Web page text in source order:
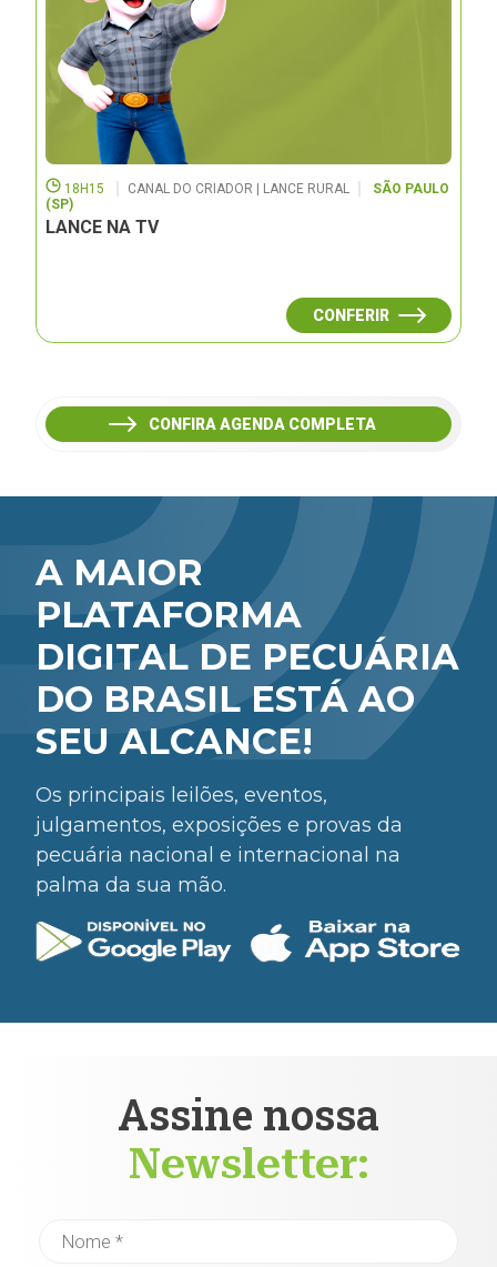
18H15 CANAL DO CRIADOR | LANCE RURAL
SÃO PAULO
(SP)
LANCE NA TV
CONFERIR
CONFIRA AGENDA COMPLETA
A MAIOR
PLATAFORMA
DIGITAL DE PECUÁRIA
DO BRASIL ESTÁ AO
SEU ALCANCE!
Os principais leilões, eventos,
julgamentos, exposições e provas da
pecuária nacional e internacional na
palma da sua mão.
Assine nossa
Newsletter: